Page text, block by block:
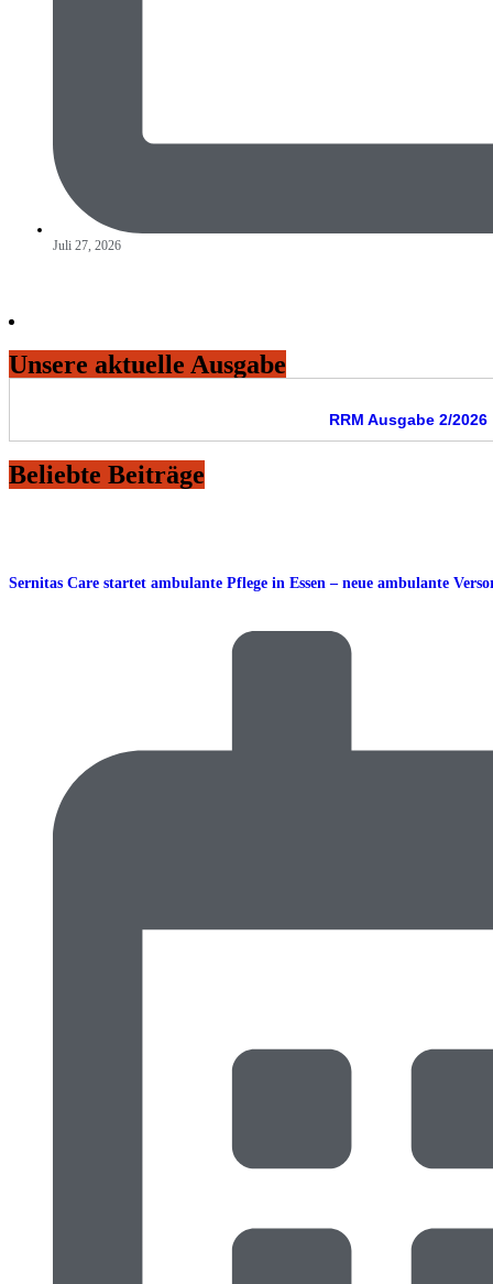
Juli 27, 2026
Unsere aktuelle Ausgabe
RRM Ausgabe 2/2026
Beliebte Beiträge
Sernitas Care startet ambulante Pflege in Essen – neue ambulante